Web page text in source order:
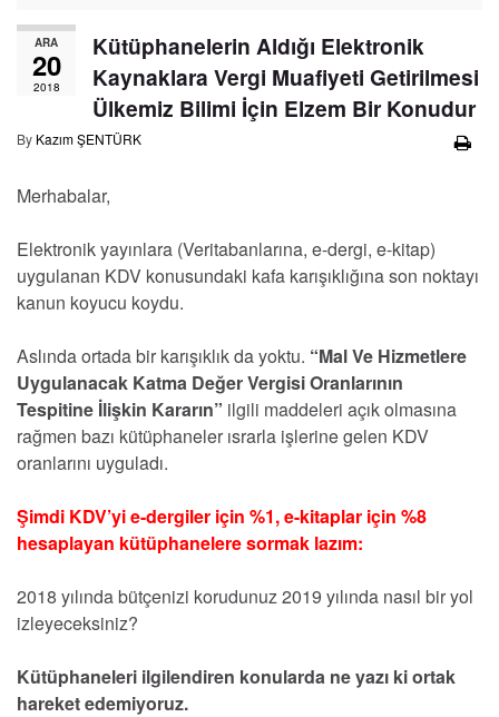
ARA
20
2018
Kütüphanelerin Aldığı Elektronik
Kaynaklara Vergi Muafiyeti Getirilmesi
Ülkemiz Bilimi İçin Elzem Bir Konudur
By Kazım ŞENTÜRK
Merhabalar,
Elektronik yayınlara (Veritabanlarına, e-dergi, e-kitap)
uygulanan KDV konusundaki kafa karışıklığına son noktayı
kanun koyucu koydu.
Aslında ortada bir karışıklık da yoktu. “Mal Ve Hizmetlere
Uygulanacak Katma Değer Vergisi Oranlarının
Tespitine İlişkin Kararın” ilgili maddeleri açık olmasına
rağmen bazı kütüphaneler ısrarla işlerine gelen KDV
oranlarını uyguladı.
Şimdi KDV’yi e-dergiler için %1, e-kitaplar için %8
hesaplayan kütüphanelere sormak lazım:
2018 yılında bütçenizi korudunuz 2019 yılında nasıl bir yol
izleyeceksiniz?
Kütüphaneleri ilgilendiren konularda ne yazı ki ortak
hareket edemiyoruz.